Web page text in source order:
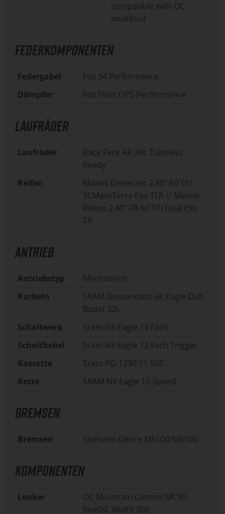
compatible with OC
multitool
FEDERKOMPONENTEN
Federgabel
Fox 34 Performance
Dämpfer
Fox Float DPS Performance
LAUFRÄDER
Laufräder
Race Face AR 30c Tubeless
Ready
Reifen
Maxxis Dissector 2.40" 60 TPI
3CMaxxTerra Exo TLR // Maxxis
Rekon 2.40" FB 60 TPI Dual Exo
TR
ANTRIEB
Antriebstyp
Mechanisch
Kurbeln
SRAM Descendant 6K Eagle Dub
Boost 32t
Schaltwerk
Sram GX Eagle 12 Fach
Schalthebel
Sram NX Eagle 12 Fach Trigger
Kassette
Sram PG-1230 11-50T
Kette
SRAM NX Eagle 12-Speed
BREMSEN
Bremsen Shimano Deore M6100/M6100
KOMPONENTEN
Lenker
OC Mountain Control MC30,
Rise20, Width 800